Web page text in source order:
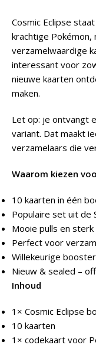
Cosmic Eclipse
krachtige
verzamelwaardige
interessant voor
nieuwe kaarten
maken.
Let op: je ontvangt
variant. Dat maakt
verzamelaars die
Waarom kiezen
10 kaarten in één
Populaire set uit de
Mooie pulls en
Perfect voor
Willekeurige
Nieuw & sealed –
Inhoud
1× Cosmic Eclipse
10 kaarten
1× codekaart voor